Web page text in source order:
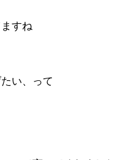
すね
い、って